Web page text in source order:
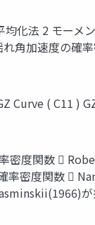
化法 2 モーメ
⾓加速度の確
Curve ( C11 )
密度関数 
率密度関数 